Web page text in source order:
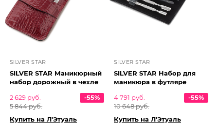
SILVER STAR
SILVER STAR Маникюрный
набор дорожный в чехле
2 629 руб.
5 844 руб.
-55%
Купить на Л'Этуаль
SILVER STAR
SILVER STAR Набор для
маникюра в футляре
4 791 руб.
10 648 руб.
-55%
Купить на Л'Этуаль